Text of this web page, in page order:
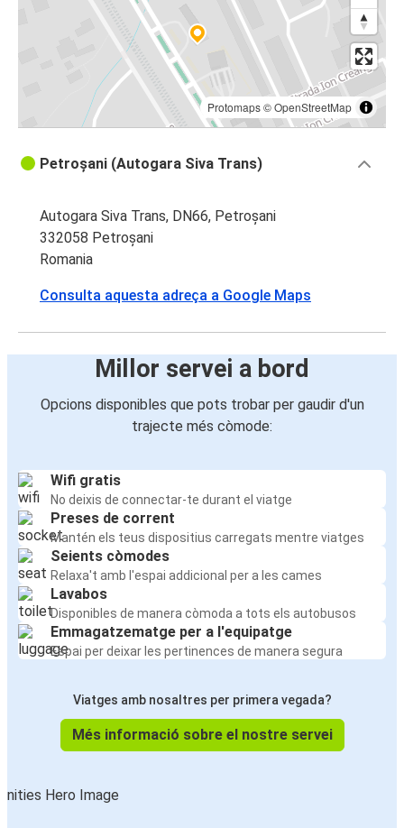
Protomaps©OpenStreetMap
Petroșani (Autogara Siva Trans)
Autogara Siva Trans, DN66, Petroșani
332058 Petroșani
Romania
Consulta aquesta adreça a Google Maps
Millor servei a bord
Opcions disponibles que pots trobar per gaudir d'un
trajecte més còmode:
Wifi gratis
No deixis de connectar-te durant el viatge
Preses de corrent
Mantén els teus dispositius carregats mentre viatges
Seients còmodes
Relaxa't amb l'espai addicional per a les cames
Lavabos
Disponibles de manera còmoda a tots els autobusos
Emmagatzematge per a l'equipatge
Espai per deixar les pertinences de manera segura
Viatges amb nosaltres per primera vegada?
Més informació sobre el nostre servei